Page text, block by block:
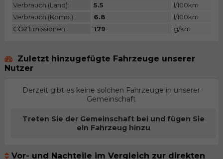
Verbrauch (Land):
5.5
l/100km
Verbrauch (Komb.):
6.8
l/100km
CO2 Emissionen:
179 g/km
Zuletzt hinzugefügte Fahrzeuge unserer
Nutzer
Derzeit gibt es keine solchen Fahrzeuge in unserer
Gemeinschaft
Treten Sie der Gemeinschaft bei und fügen Sie
ein Fahrzeug hinzu
Vor- und Nachteile im Vergleich zur direkten